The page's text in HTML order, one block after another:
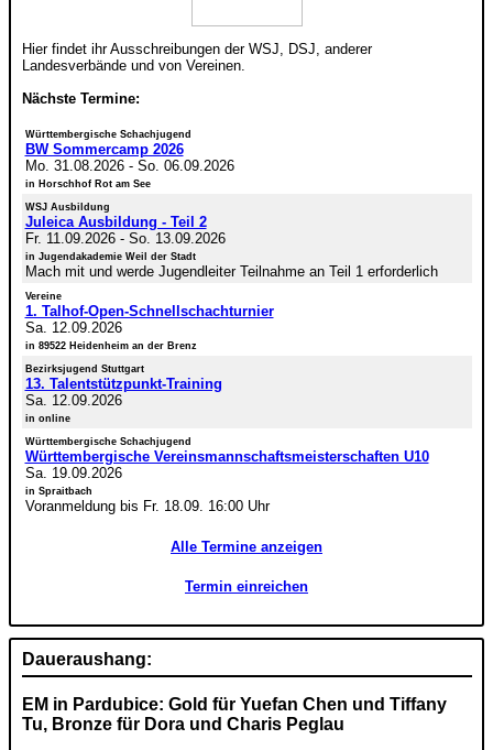
Hier findet ihr Ausschreibungen der WSJ, DSJ, anderer
Landesverbände und von Vereinen.
Nächste Termine:
Württembergische Schachjugend
BW Sommercamp 2026
Mo. 31.08.2026- So. 06.09.2026
in Horschhof Rot am See
WSJ Ausbildung
Juleica Ausbildung - Teil 2
Fr. 11.09.2026- So. 13.09.2026
in Jugendakademie Weil der Stadt
Mach mit und werde Jugendleiter Teilnahme an Teil 1 erforderlich
Vereine
1. Talhof-Open-Schnellschachturnier
Sa. 12.09.2026
in 89522 Heidenheim an der Brenz
Bezirksjugend Stuttgart
13. Talentstützpunkt-Training
Sa. 12.09.2026
in online
Württembergische Schachjugend
Württembergische Vereinsmannschaftsmeisterschaften U10
Sa. 19.09.2026
in Spraitbach
Voranmeldung bis Fr. 18.09. 16:00 Uhr
Alle Termine anzeigen
Termin einreichen
Daueraushang:
EM in Pardubice: Gold für Yuefan Chen und Tiffany
Tu, Bronze für Dora und Charis Peglau